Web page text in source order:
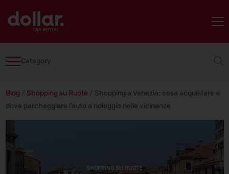
Category
Blog / Shopping su Ruote / Shopping a Venezia: cosa acquistare e
dove parcheggiare l’auto a noleggio nelle vicinanze
SHOPPING SU RUOTE